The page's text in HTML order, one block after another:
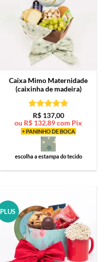
Caixa Mimo Maternidade
(caixinha de madeira)
Avaliação5
de 5
R$137,00
ou R$ 132,89com Pix
+ PANINHO DE BOCA
escolha a estampa do tecido
PLUS